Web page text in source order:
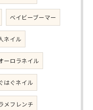
ベイビーブーマー
ネイル
ーロラネイル
はぐネイル
メフレンチ